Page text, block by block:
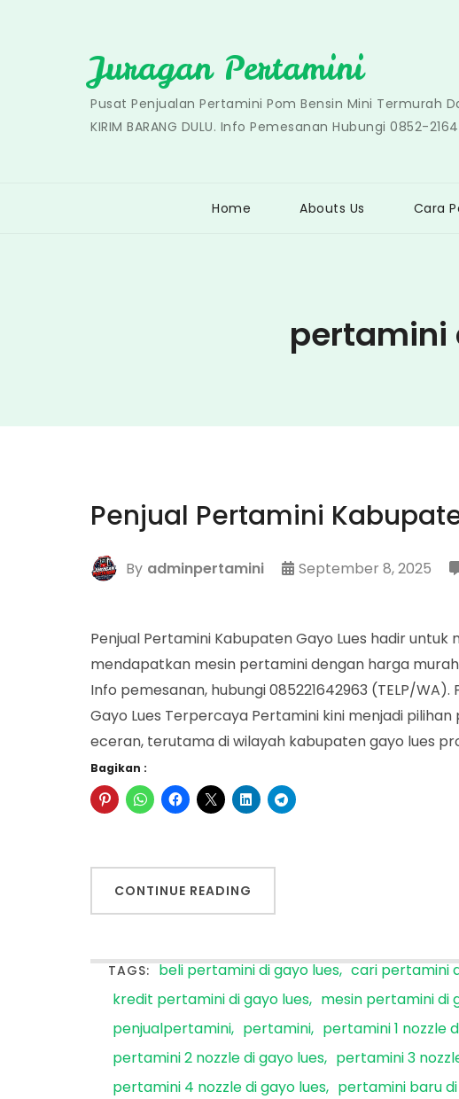
Juragan Pertamini
Pusat Penjualan Pertamini Pom Bensin Mini Termurah
KIRIM BARANG DULU. Info Pemesanan Hubungi 0852-
Home Abouts Us Cara
pertamini
Penjual Pertamini
By adminpertamini September 8, 2025
Penjual Pertamini Kabupaten Gayo Lues hadir
mendapatkan mesin pertamini dengan harga murah,
Info pemesanan, hubungi 085221642963 (TELP/
Gayo Lues Terpercaya Pertamini kini menjadi
eceran, terutama di wilayah kabupaten gayo lues
Bagikan :
CONTINUE READING
TAGS: beli pertamini di gayo lues cari pertamini
kredit pertamini di gayo lues
mesin pertamini di
penjualpertamini
pertamini
pertamini 1 nozzle
pertamini 2 nozzle di gayo lues
pertamini 3
pertamini 4 nozzle di gayo lues
pertamini baru